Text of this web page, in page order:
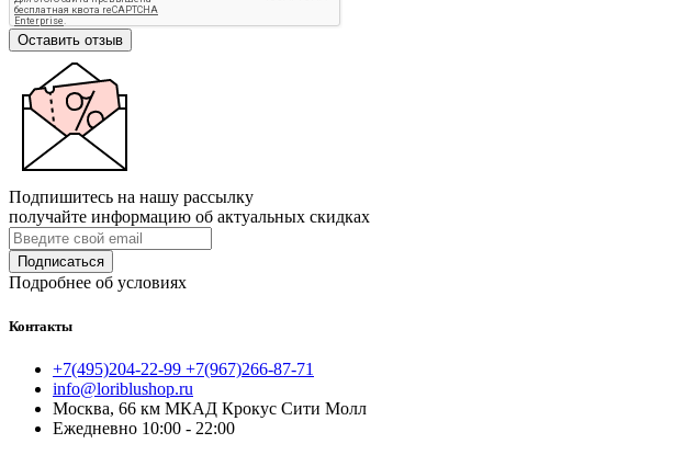
Оставить отзыв
Подпишитесь на нашу рассылку
получайте информацию об актуальных скидках
Подписаться
Подробнее об условиях
Контакты
+7(495)204-22-99 +7(967)266-87-71
info@loriblushop.ru
Москва, 66 км МКАД Крокус Сити Молл
Ежедневно 10:00 - 22:00